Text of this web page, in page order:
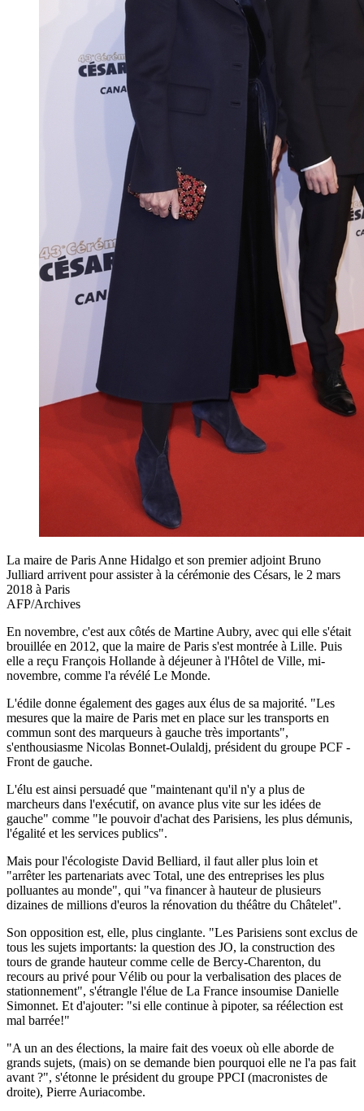
La maire de Paris Anne Hidalgo et son premier adjoint Bruno
Julliard arrivent pour assister à la cérémonie des Césars, le 2 mars
2018 à Paris
AFP/Archives
En novembre, c'est aux côtés de Martine Aubry, avec qui elle s'était
brouillée en 2012, que la maire de Paris s'est montrée à Lille. Puis
elle a reçu François Hollande à déjeuner à l'Hôtel de Ville, mi-
novembre, comme l'a révélé Le Monde.
L'édile donne également des gages aux élus de sa majorité. "Les
mesures que la maire de Paris met en place sur les transports en
commun sont des marqueurs à gauche très importants",
s'enthousiasme Nicolas Bonnet-Oulaldj, président du groupe PCF -
Front de gauche.
L'élu est ainsi persuadé que "maintenant qu'il n'y a plus de
marcheurs dans l'exécutif, on avance plus vite sur les idées de
gauche" comme "le pouvoir d'achat des Parisiens, les plus démunis,
l'égalité et les services publics".
Mais pour l'écologiste David Belliard, il faut aller plus loin et
"arrêter les partenariats avec Total, une des entreprises les plus
polluantes au monde", qui "va financer à hauteur de plusieurs
dizaines de millions d'euros la rénovation du théâtre du Châtelet".
Son opposition est, elle, plus cinglante. "Les Parisiens sont exclus de
tous les sujets importants: la question des JO, la construction des
tours de grande hauteur comme celle de Bercy-Charenton, du
recours au privé pour Vélib ou pour la verbalisation des places de
stationnement", s'étrangle l'élue de La France insoumise Danielle
Simonnet. Et d'ajouter: "si elle continue à pipoter, sa réélection est
mal barrée!"
"A un an des élections, la maire fait des voeux où elle aborde de
grands sujets, (mais) on se demande bien pourquoi elle ne l'a pas fait
avant ?", s'étonne le président du groupe PPCI (macronistes de
droite), Pierre Auriacombe.